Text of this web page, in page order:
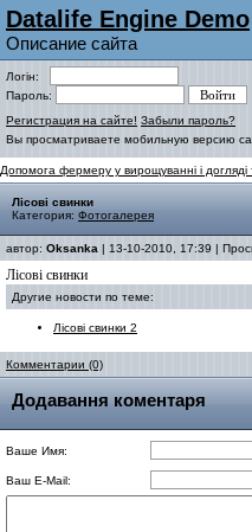
Datalife Engine Demo
Описание сайта
Логін:
Пароль:
Регистрация на сайте! Забыли пароль?
Вы просматриваете мобильную версию
Допомога фермеру у вирощуванні і догляді
Лісові свинки
Категория: Фотогалерея
автор: Oksanka | 13-10-2010, 17:39 |
Лісові свинки
Другие новости по теме:
Лісові свинки 2
Комментарии (0)
Додавання коментаря
Ваше Имя:
Ваш E-Mail: